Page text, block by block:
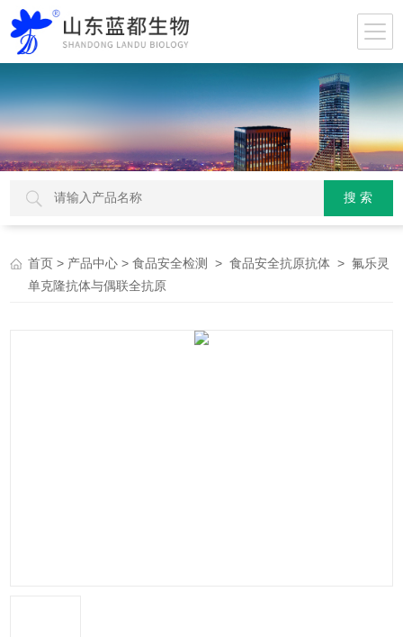
首页 > 产品中心 >食品安全检测 >食品安全抗原抗体 > 氟乐灵
单克隆抗体与偶联全抗原